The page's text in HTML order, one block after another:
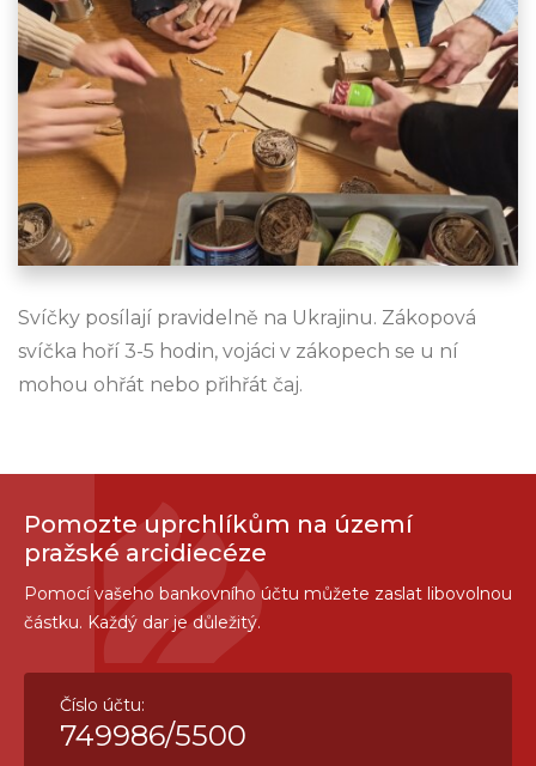
Svíčky posílají pravidelně na Ukrajinu. Zákopová
svíčka hoří 3-5 hodin, vojáci v zákopech se u ní
mohou ohřát nebo přihřát čaj.
Pomozte uprchlíkům na území
pražské arcidiecéze
Pomocí vašeho bankovního účtu můžete zaslat libovolnou
částku. Každý dar je důležitý.
Číslo účtu:
749986/5500